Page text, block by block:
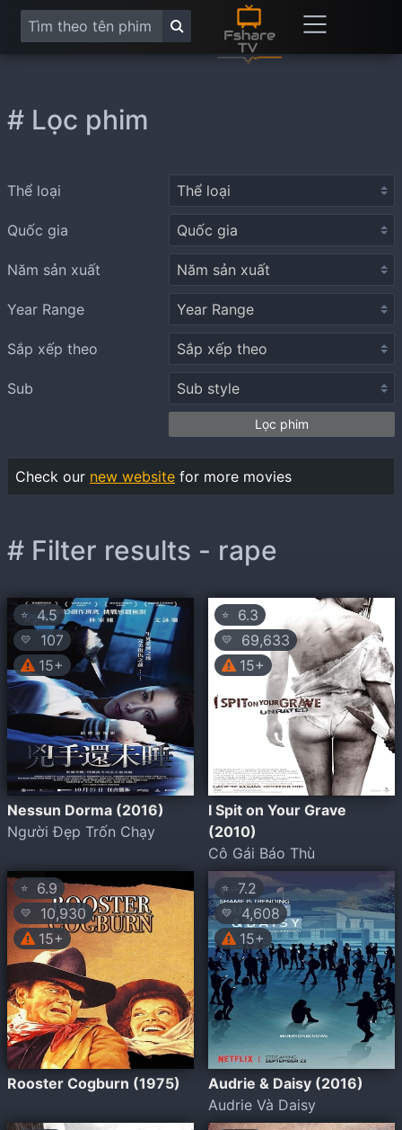
# Filter results - rape
⭐ 4.5
💛
107
15+
Nessun Dorma (2016)
Người Đẹp Trốn Chạy
⭐ 6.3
💛
69,633
15+
I Spit on Your Grave
(2010)
Cô Gái Báo Thù
⭐ 6.9
💛
10,930
15+
Rooster Cogburn (1975)
⭐ 7.2
💛
4,608
15+
Audrie & Daisy (2016)
Audrie Và Daisy
# Lọc phim
Thể loại
Quốc gia
Năm sản xuất
Year Range
Sắp xếp theo
Sub
Lọc phim
Check our new website for more movies